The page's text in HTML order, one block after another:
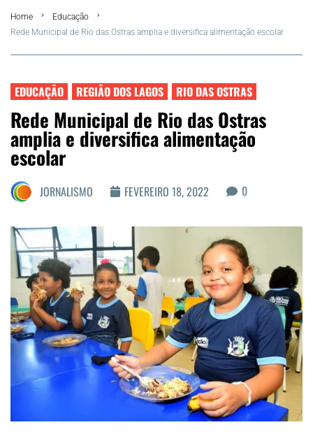
FLA Araru 2026
Região dos Lagos
Agenda Cultural
Colunistas
Home
Educação
Rede Municipal de Rio das Ostras amplia e diversifica alimentação escolar
EDUCAÇÃO REGIÃO DOS LAGOS RIO DAS OSTRAS
Rede Municipal de Rio das Ostras
amplia e diversifica alimentação
escolar
JORNALISMO FEVEREIRO 18, 2022 0